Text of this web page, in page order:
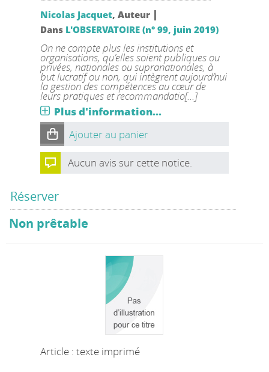
Nicolas Jacquet, Auteur |
Dans L'OBSERVATOIRE (n° 99, juin 2019)
On ne compte plus les institutions et
organisations, qu’elles soient publiques ou
privées, nationales ou supranationales, à
but lucratif ou non, qui intègrent aujourd’hui
la gestion des compétences au cœur de
leurs pratiques et recommandatio[...]
Plus d'information...
Ajouter au panier
Aucun avis sur cette notice.
Réserver
Non prêtable
Article : texte imprimé